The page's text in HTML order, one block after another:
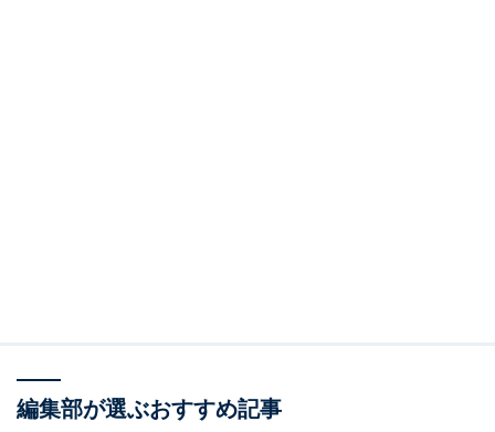
編集部が選ぶおすすめ記事